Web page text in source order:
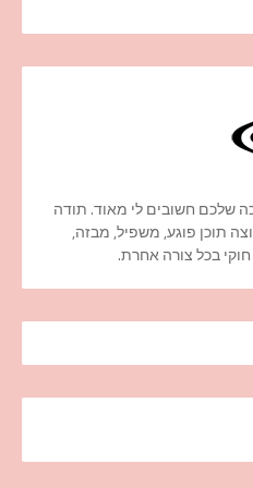
שלכם חשובים לי מאוד. תודה
תוכן פוגע, משפיל, מבזה,
חוקי בכל צורה אחרת.